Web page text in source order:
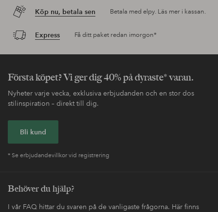
Köp nu, betala sen Betala med elpy. Läs mer i kassan.
Express Få ditt paket redan imorgon*
Första köpet? Vi ger dig 40% på dyraste* varan.
Nyheter varje vecka, exklusiva erbjudanden och en stor dos
stilinspiration – direkt till dig.
Bli kund
* Se erbjudandevillkor vid registrering
Behöver du hjälp?
I vår FAQ hittar du svaren på de vanligaste frågorna. Här finns